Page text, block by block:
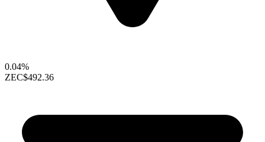
0.04%
ZEC$492.36